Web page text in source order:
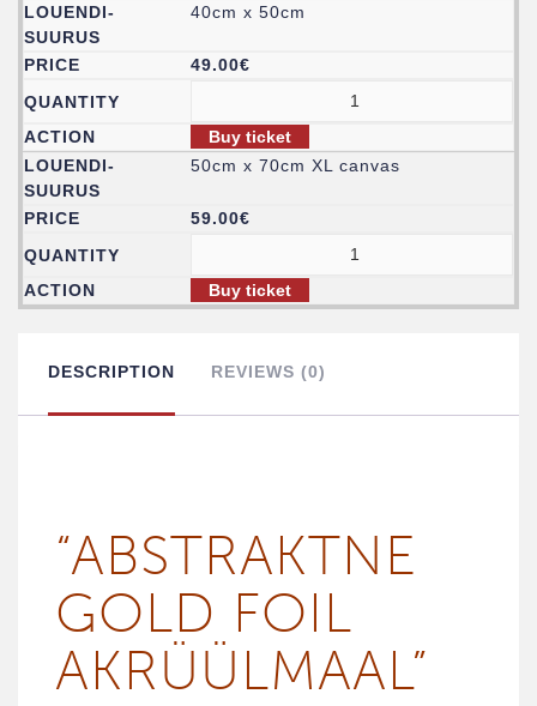
40cm x 50cm
49.00€
Buy ticket
50cm x 70cm XL canvas
59.00€
Buy ticket
DESCRIPTION REVIEWS (0)
“ABST­RAKT­NE
GOLD FOIL
AKRÜÜL­­­MAAL”